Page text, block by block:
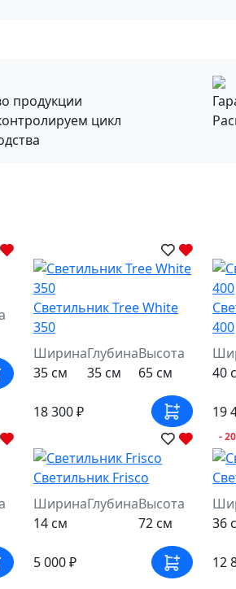
продукции
цикл
Светильник Tree White
350
Ширина
35 см
Глубина
35 см
Высота
65 см
18 300 ₽
400
40
19
Светильник Frisco
Ширина
14 см
ГлубинаВысота
72 см
5 000 ₽
-
36
12